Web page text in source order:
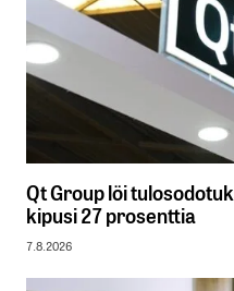
Qt Group löi
kipusi 27 prosenttia
7.8.2026